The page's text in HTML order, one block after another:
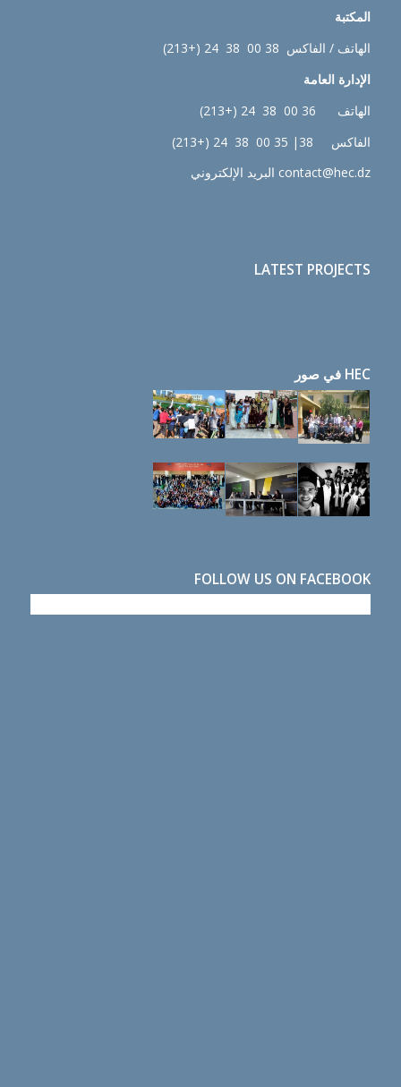
المكتبة
الهاتف / الفاكس 38 00 38 24 (+213)
الإدارة العامة
الهاتف 36 00 38 24 (+213)
الفاكس 38| 35 00 38 24 (+213)
contact@hec.dz البريد الإلكتروني
LATEST PROJECTS
HEC في صور
FOLLOW US ON FACEBOOK